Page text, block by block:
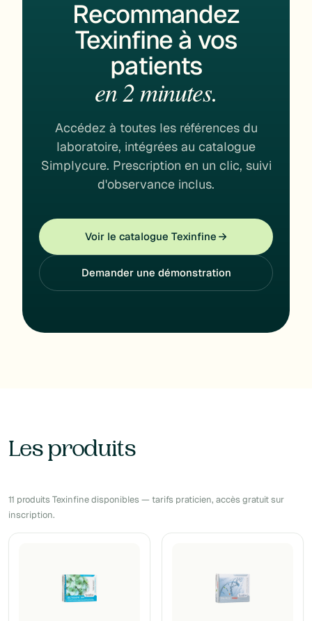
Recommandez
Texinfine à vos
patients
en 2 minutes.
Accédez à toutes les références du
laboratoire, intégrées au catalogue
Simplycure. Prescription en un clic, suivi
d'observance inclus.
Voir le catalogue Texinfine
Demander une démonstration
Les produits
11 produits Texinfine disponibles — tarifs praticien, accès gratuit sur
inscription.